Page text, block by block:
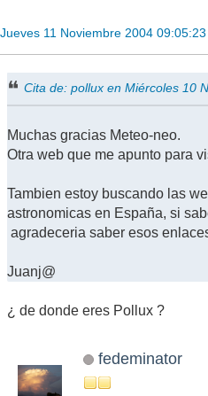
Jueves 11 Noviembre 2004 09:05:23
Cita de: pollux en Miércoles 10
Muchas gracias Meteo-neo.
Otra web que me apunto para
Tambien estoy buscando las
astronomicas en España, si
agradeceria saber esos
Juanj@
¿ de donde eres Pollux ?
fedeminator